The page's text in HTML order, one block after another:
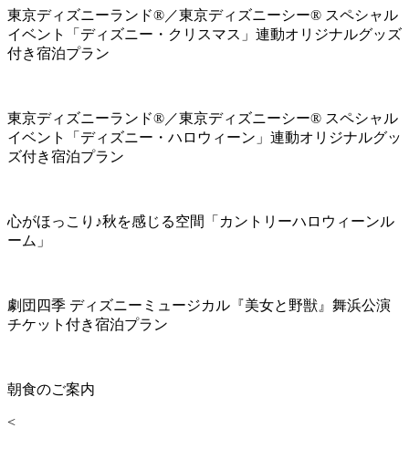
東京ディズニーランド®／東京ディズニーシー® スペシャル
イベント「ディズニー・クリスマス」連動オリジナルグッズ
付き宿泊プラン
東京ディズニーランド®／東京ディズニーシー® スペシャル
イベント「ディズニー・ハロウィーン」連動オリジナルグッ
ズ付き宿泊プラン
心がほっこり♪秋を感じる空間「カントリーハロウィーンル
ーム」
劇団四季 ディズニーミュージカル『美女と野獣』舞浜公演
チケット付き宿泊プラン
朝食のご案内
<